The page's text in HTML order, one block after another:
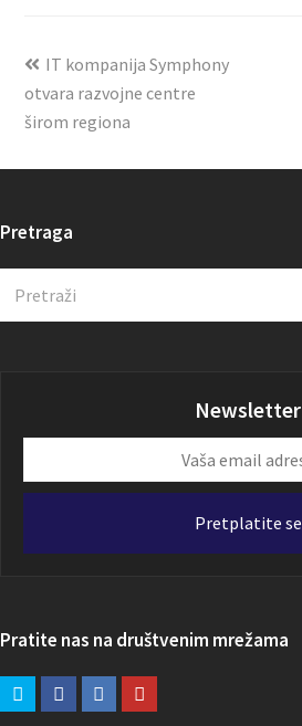
IT kompanija Symphony
otvara razvojne centre
širom regiona
Pretraga
Newsletter
email
Pretplatite se
Pratite nas na društvenim mrežama